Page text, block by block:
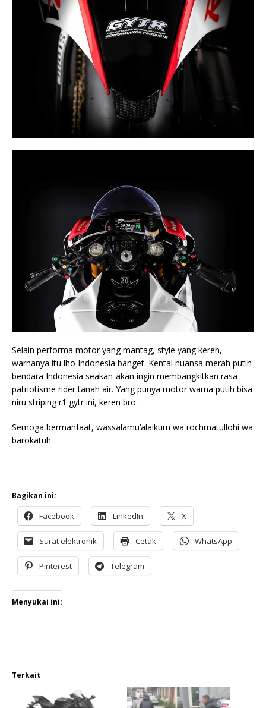
Selain performa motor yang mantag, style yang keren,
warnanya itu lho Indonesia banget. Kental nuansa merah putih
bendara Indonesia seakan-akan ingin membangkitkan rasa
patriotisme rider tanah air. Yang punya motor warna putih bisa
niru striping r1 gytr ini, keren bro.
Semoga bermanfaat, wassalamu’alaikum wa rochmatullohi wa
barokatuh.
Bagikan ini:
Facebook LinkedIn X
Surat elektronik Cetak WhatsApp
Pinterest Telegram
Menyukai ini:
Terkait